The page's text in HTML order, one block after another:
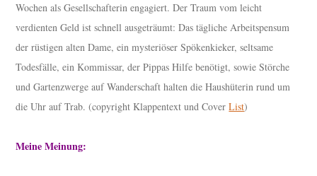
Wochen als Gesellschafterin engagiert. Der Traum vom leicht
verdienten Geld ist schnell ausgeträumt: Das tägliche Arbeitspensum
der rüstigen alten Dame, ein mysteriöser Spökenkieker, seltsame
Todesfälle, ein Kommissar, der Pippas Hilfe benötigt, sowie Störche
und Gartenzwerge auf Wanderschaft halten die Haushüterin rund um
die Uhr auf Trab. (copyright Klappentext und CoverList)
Meine Meinung: